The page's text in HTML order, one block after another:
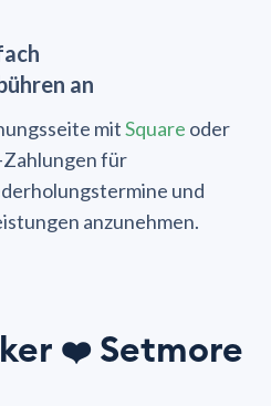
an
mitSquare oder
Zahlungen für
und
anzunehmen.
❤️ Setmore